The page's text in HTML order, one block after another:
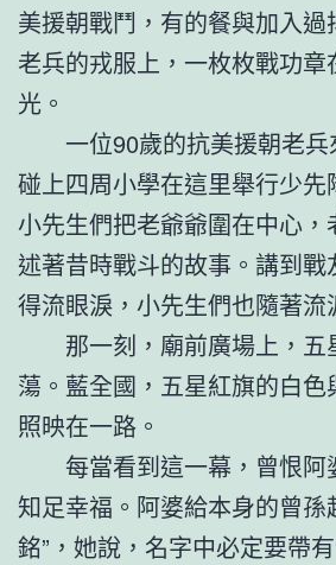
美援朝戰鬥，有的餐與加入過
老兵的戎服上，一枚枚戰功章
光。
一位90歲的抗美援朝老
碰上四周小學在這里舉行少先
小先生們把老爺爺圍在中心
述著昔時戰斗的故事。講到戰
得流眼淚，小先生們也隨著流
那一刻，廟前廣場上，
蕩。藍全國，五星紅旗的白
照映在一路。
每當看到這一幕，曾恨
知足幸福。阿婆給本身的曾孫
銘”，她說，名字中必定要帶